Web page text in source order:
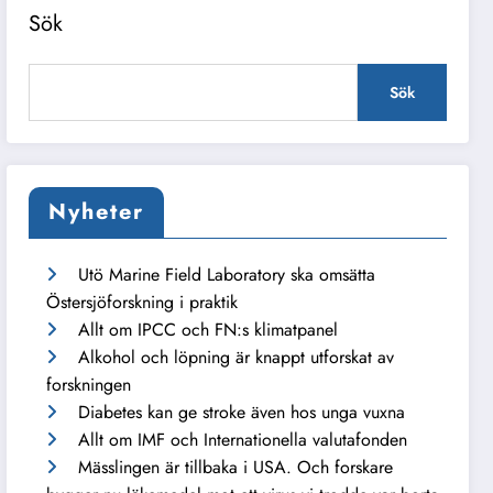
Sök
Sök
Nyheter
Utö Marine Field Laboratory ska omsätta
Östersjöforskning i praktik
Allt om IPCC och FN:s klimatpanel
Alkohol och löpning är knappt utforskat av
forskningen
Diabetes kan ge stroke även hos unga vuxna
Allt om IMF och Internationella valutafonden
Mässlingen är tillbaka i USA. Och forskare